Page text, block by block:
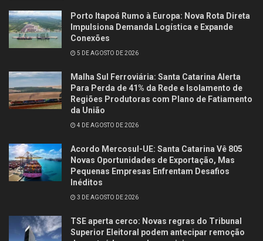
Porto Itapoá Rumo à Europa: Nova Rota Direta
Impulsiona Demanda Logística e Expande
Conexões
5 DE AGOSTO DE 2026
Malha Sul Ferroviária: Santa Catarina Alerta
Para Perda de 41% da Rede e Isolamento de
Regiões Produtoras com Plano de Fatiamento
da União
4 DE AGOSTO DE 2026
Acordo Mercosul-UE: Santa Catarina Vê 805
Novas Oportunidades de Exportação, Mas
Pequenas Empresas Enfrentam Desafios
Inéditos
3 DE AGOSTO DE 2026
TSE aperta cerco: Novas regras do Tribunal
Superior Eleitoral podem antecipar remoção